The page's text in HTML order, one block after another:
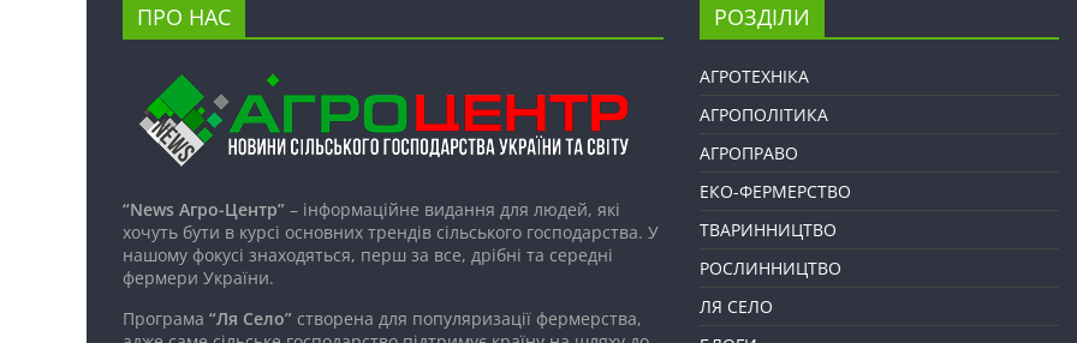
ПРО НАС
“News Агро-Центр” – інформаційне видання для людей, які
хочуть бути в курсі основних трендів сільського господарства. У
нашому фокусі знаходяться, перш за все, дрібні та середні
фермери України.
Програма “Ля Село” створена для популяризації фермерства,
РОЗДІЛИ
АГРОТЕХНІКА
АГРОПОЛІТИКА
АГРОПРАВО
ЕКО-ФЕРМЕРСТВО
ТВАРИННИЦТВО
РОСЛИННИЦТВО
ЛЯ СЕЛО